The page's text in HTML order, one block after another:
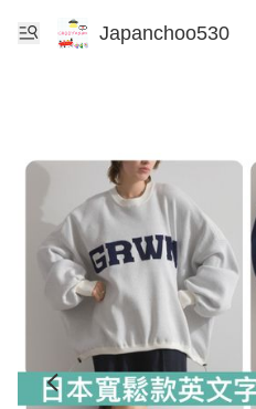
Japanchoo530